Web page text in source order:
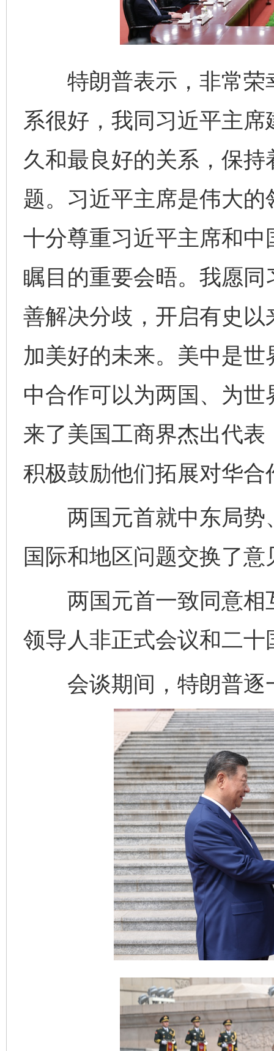
特朗普表示，非常荣
系很好，我同习近平主
久和最良好的关系，保
题。习近平主席是伟大
十分尊重习近平主席和
瞩目的重要会晤。我愿
善解决分歧，开启有史
加美好的未来。美中是
中合作可以为两国、为
来了美国工商界杰出代
积极鼓励他们拓展对华合
两国元首就中东局势
国际和地区问题交换了意
两国元首一致同意相
领导人非正式会议和二十
会谈期间，特朗普逐